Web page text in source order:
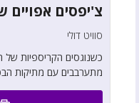
צ'יפסים
סוויט דולי
כשנוגסים הקריספיות
מתערבבים עם מתיקות